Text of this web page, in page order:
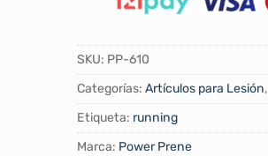
SKU: PP-610
Categorías: Artículos para Lesión,
Etiqueta: running
Marca: Power Prene